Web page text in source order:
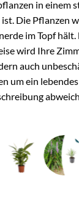
in einem
Die Pflanzen
im Topf
wird Ihre
auch
um ein